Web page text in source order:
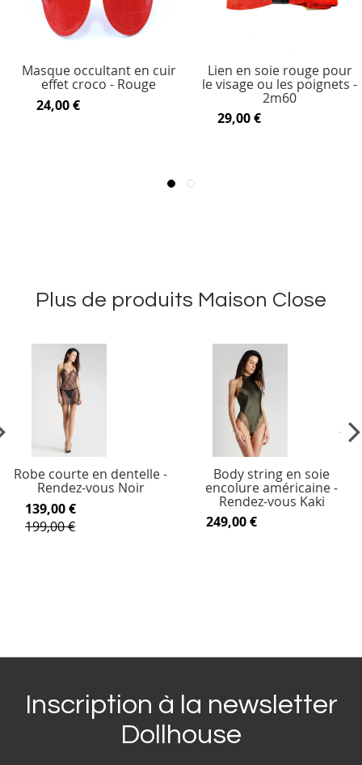
Masque occultant en cuir
effet croco - Rouge
24,00 €
Lien en soie rouge pour
le visage ou les poignets -
2m60
29,00 €
Plus de produits Maison Close
Robe courte en dentelle -
Rendez-vous Noir
139,00 €
199,00 €
Body string en soie
encolure américaine -
Rendez-vous Kaki
249,00 €
Inscription à la newsletter
Dollhouse